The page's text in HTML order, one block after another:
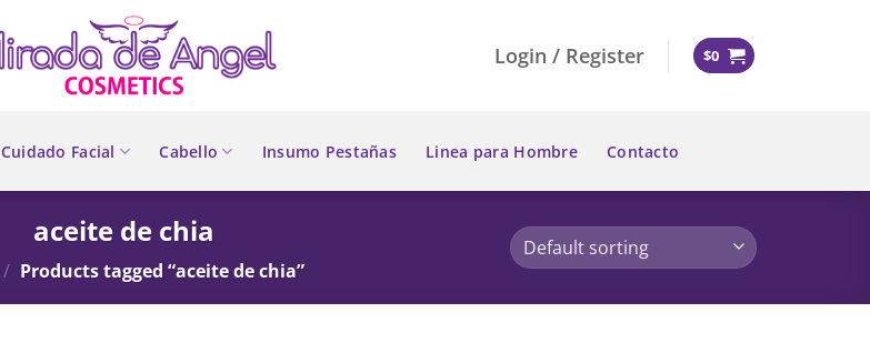
Login / Register $0
Cuidado Facial Cabello Insumo Pestañas Linea para Hombre Contacto
aceite de chia
/ Products tagged “aceite de chia”